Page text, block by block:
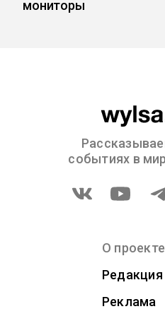
мониторы
событиях в
О проекте
Редакция
Реклама